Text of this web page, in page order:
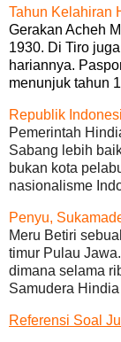
Tahun Kelahiran
Gerakan Acheh
1930. Di Tiro
hariannya.
menunjuk tahun
Republik
Pemerintah
Sabang lebih
bukan kota
nasionalisme
Penyu,
Meru Betiri
timur Pulau
dimana selama
Samudera
Referensi Soal